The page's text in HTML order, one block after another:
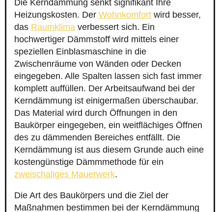
Die Kerndämmung senkt signifikant Ihre
Heizungskosten. Der Wohnkomfort wird besser,
das Raumklima verbessert sich. Ein
hochwertiger Dämmstoff wird mittels einer
speziellen Einblasmaschine in die
Zwischenräume von Wänden oder Decken
eingegeben. Alle Spalten lassen sich fast immer
komplett auffüllen. Der Arbeitsaufwand bei der
Kerndämmung ist einigermaßen überschaubar.
Das Material wird durch Öffnungen in den
Baukörper eingegeben, ein weitflächiges Öffnen
des zu dämmenden Bereiches entfällt. Die
Kerndämmung ist aus diesem Grunde auch eine
kostengünstige Dämmmethode für ein
zweischaliges Mauerwerk.
Die Art des Baukörpers und die Ziel der
Maßnahmen bestimmen bei der Kerndämmung